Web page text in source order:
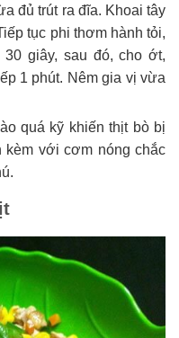
đủ trút ra đĩa. Khoai tây
tục phi thơm hành tỏi,
giây, sau đó, cho ớt,
1 phút. Nêm gia vị vừa
quá kỹ khiến thịt bò bị
kèm với cơm nóng chắc